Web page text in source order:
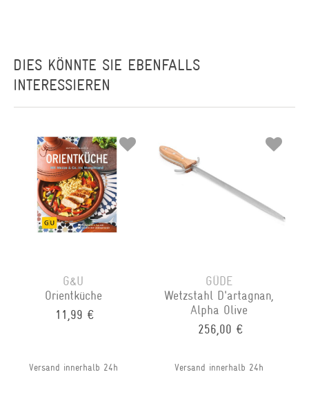
DIES KÖNNTE SIE EBENFALLS
INTERESSIEREN
G&U
Orientküche
11,99 €
Versand innerhalb 24h
GÜDE
Wetzstahl D'artagnan,
Alpha Olive
256,00 €
Versand innerhalb 24h